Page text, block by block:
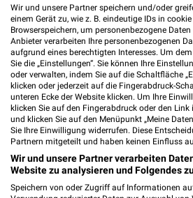
72072 Tübingen
Heute 09:00 - 20:00 Uhr
543,71 km
Ernsting's family
Eugenstraße 74
72072 Tübingen
Heute 09:00 - 20:00 Uhr |
540,60 km
Wir und unsere Partner speichern und/oder
einem Gerät zu, wie z. B. eindeutige IDs in
Browserspeichern, um personenbezogene
Anbieter verarbeiten Ihre personenbezogenen
aufgrund eines berechtigten Interesses. Um
Sie die „Einstellungen“. Sie können Ihre
oder verwalten, indem Sie auf die Schaltfläche
klicken oder jederzeit auf die Fingerabdruck-
unteren Ecke der Website klicken. Um Ihre
klicken Sie auf den Fingerabdruck oder den Link
und klicken Sie auf den Menüpunkt „Meine
Sie Ihre Einwilligung widerrufen. Diese
Partnern mitgeteilt und haben keinen Einfluss
Wir und unsere Partner verarbeiten
Website zu analysieren und Folgendes
Speichern von oder Zugriff auf Informationen